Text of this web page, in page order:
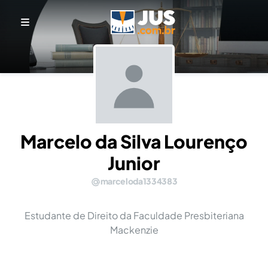
Marcelo da Silva Lourenço
Junior
marceloda1334383
Estudante de Direito da Faculdade Presbiteriana
Mackenzie